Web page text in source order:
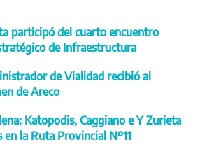
participó del cuarto encuentro
de Infraestructura
de Vialidad recibió al
de Areco
Katopodis, Caggiano e Y Zurieta
la Ruta Provincial Nº11